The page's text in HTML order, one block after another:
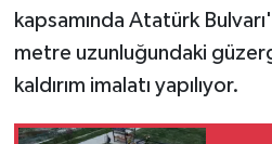
kapsamında Atatürk
metre uzunluğundaki
kaldırım imalatı yapılıyor.